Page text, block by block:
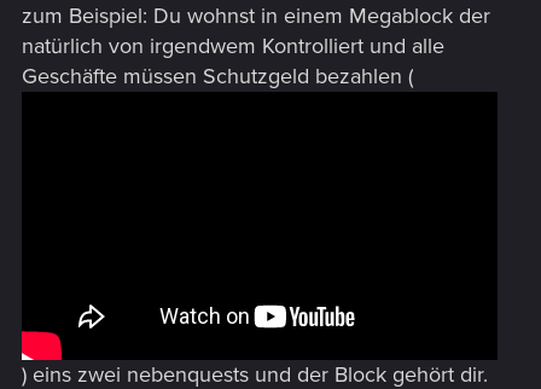
zum Beispiel: Du wohnst in einem Megablock der
natürlich von irgendwem Kontrolliert und alle
Geschäfte müssen Schutzgeld bezahlen (
) eins zwei nebenquests und der Block gehört dir.